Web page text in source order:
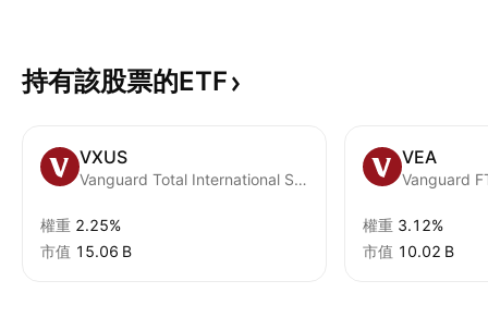
持有該股票的ETF
VXUS
Vanguard Total International Stock ETF
權重 2.25%
市值 ‪15.06 B‬
VEA
權重 3.12%
市值 ‪10.02 B‬